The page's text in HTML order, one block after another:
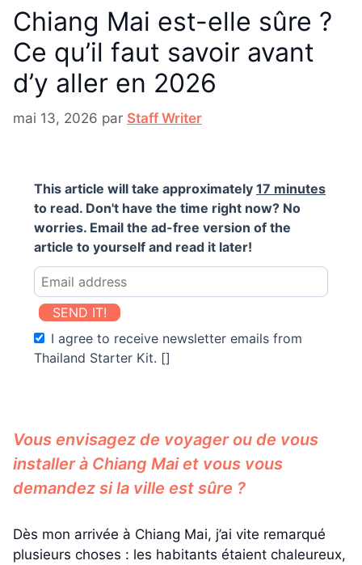
Chiang Mai est-elle sûre ?
Ce qu’il faut savoir avant
d’y aller en 2026
mai 13, 2026 par Staff Writer
This article will take approximately 17 minutes
to read. Don't have the time right now? No
worries. Email the ad-free version of the
article to yourself and read it later!
SEND IT!
I agree to receive newsletter emails from
Thailand Starter Kit. []
Vous envisagez de voyager ou de vous
installer à Chiang Mai et vous vous
demandez si la ville est sûre ?
Dès mon arrivée à Chiang Mai, j’ai vite remarqué
plusieurs choses : les habitants étaient chaleureux,